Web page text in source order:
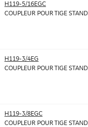
H119-5/16EGC
COUPLEUR POUR TIGE
H119-3/4EG
COUPLEUR POUR TIGE
H119-3/8EGC
COUPLEUR POUR TIGE